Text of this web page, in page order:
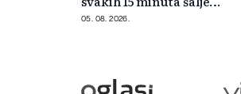
podatke
05. 08. 2026.